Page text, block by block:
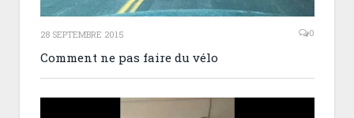
28 SEPTEMBRE 2015 0
Comment ne pas faire du vélo